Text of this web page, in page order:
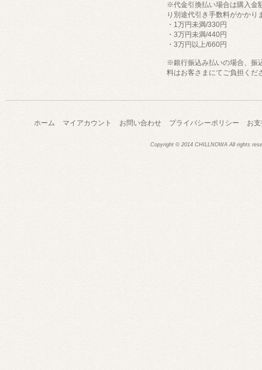
※代金引換払い場合は購入金
り別途代引き手数料がかかり
・1万円未満/330円
・3万円未満/440円
・3万円以上/660円
※銀行振込み払いの場合、振
料はお客さまにてご負担くだ
ホーム マイアカウント お問い合わせ プライバシーポリシー お
Copyright © 2014 CHILLNOWA All rights